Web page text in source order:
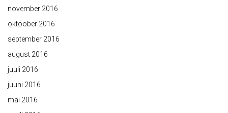
november 2016
oktoober 2016
september 2016
august 2016
juuli 2016
juuni 2016
mai 2016